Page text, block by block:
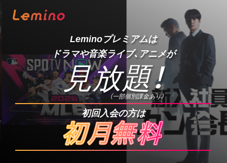
Leminoプレミアムは
ドラマや音楽ライブ、アニメが
見放題！
（一部個別課金あり）
初回入会の方は